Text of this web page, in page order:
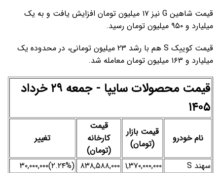
قیمت شاهین G نیز ۱۷ میلیون تومان افزایش یافت و به یک
میلیارد و ۹۵۰ میلیون تومان رسید.
قیمت کوییک S هم با رشد ۲۳ میلیون تومانی، در محدوده یک
میلیارد و ۱۶۳ میلیون تومان معامله شد.
قیمت محصولات سایپا - جمعه ۲۹ خرداد
۱۴۰۵
نام خودرو
قیمت بازار
(تومان)
قیمت
کارخانه
(تومان)
تغییر
سهند S ۱,۳۷۰,۰۰۰,۰۰۰ ۸۳۸,۵۸۸,۰۰۰ (‎۲.۲۴%‌)‎۳۰,۰۰۰,۰۰۰‌